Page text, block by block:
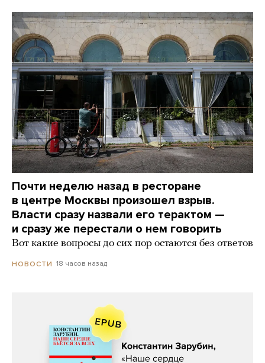
Почти неделю назад в ресторане
в центре Москвы произошел взрыв.
Власти сразу назвали его терактом —
и сразу же перестали о нем говорить
Вот какие вопросы до сих пор остаются без ответов
НОВОСТИ 18 часов назад